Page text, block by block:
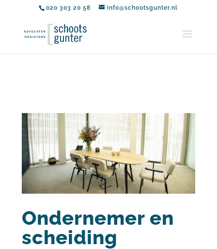
020 303 20 58 info@schootsgunter.nl
Ondernemer en
scheiding